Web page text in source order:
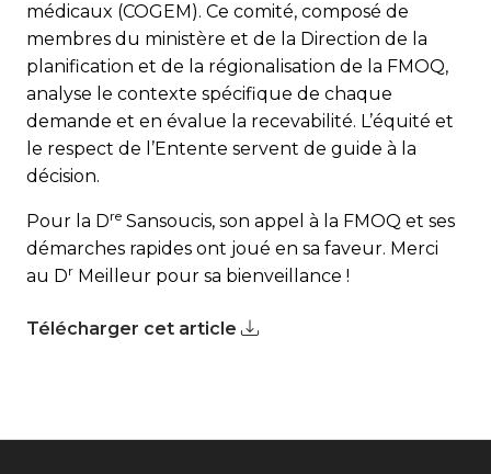
médicaux (COGEM). Ce comité, composé de
membres du ministère et de la Direction de la
planification et de la régionalisation de la FMOQ,
analyse le contexte spécifique de chaque
demande et en évalue la recevabilité. L’équité et
le respect de l’Entente servent de guide à la
décision.
Pour la Dre Sansoucis, son appel à la FMOQ et ses
démarches rapides ont joué en sa faveur. Merci
au Dr Meilleur pour sa bienveillance !
Télécharger cet article